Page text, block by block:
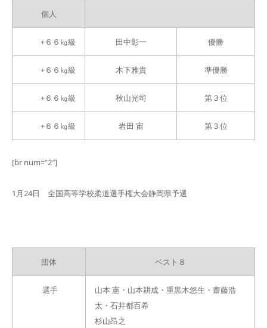
個人
+６６㎏級 田中彰一 優勝
+６６㎏級 木下雅貴 準優勝
+６６㎏級 秋山光司 第３位
+６６㎏級 岩田 宙 第３位
[br num=”2″]
1月24日 全国高等学校柔道選手権大会静岡県予選
団体 ベスト８
選手
山本 憲・山本耕成・重黒木悠生・齋藤浩
太・石井都百希
杉山昂之